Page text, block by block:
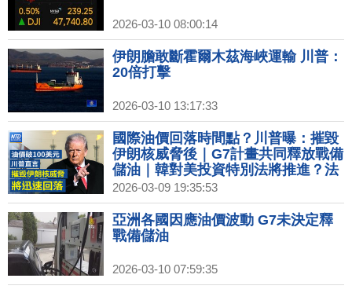
2026-03-10 08:00:14
伊朗膽敢斷霍爾木茲海峽運輸 川普：
20倍打擊
2026-03-10 13:17:33
國際油價回落時間點？川普曝：摧毀
伊朗核威脅後｜G7計畫共同釋放戰備
儲油｜韓對美投資特別法將推進？法
案本週交付國會表決｜輝達GTC本週
登場 黃仁勳將發布全新晶片！
2026-03-09 19:35:53
亞洲各國因應油價波動 G7未決定釋
戰備儲油
2026-03-10 07:59:35